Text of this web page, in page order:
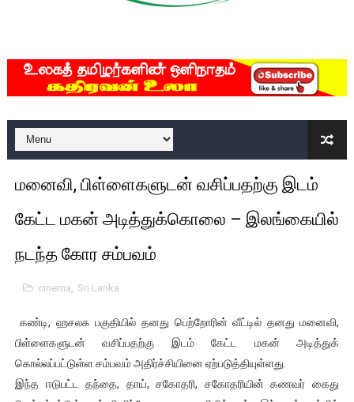
குண்டை தூக்கிப்போட்ட ஆய்வு…. இந்தியாவின் “கோவிஷீல்டு”
யாழில் தமிழின தலைவர் பிரபாகரனின் பிறந்தநாளை
ஏர்போர்ட்டில் உதைத்த நபர் யார், என்ன நடந்தது?: உண்மையை
சீனா இலங்கையிடம் 8 மில்லியன் அமெரிக்க டொலர் நட்டஈடு
01/11/2021 Scotland ல் நடைபெறும் கண்டனப்
பாலச்சந்திரன் மற்றும் தன்னிடம் படித்த மாணவர்கள் தொடர்பில்
பிரிட்டனால் கடத்தப்படும் நிலையில் இலங்கைத் தமிழ்
கைது செய்யப்பட்ட இளைஞன் உயிரிழப்பு - கொதித்தெழுந்த
தடுப்பூசியை பெற்றுக் கொள்ளக் கூடிய இடங்கள்...
மனைவி, பிள்ளைகளுடன் வசிப்பதற்கு இடம்
கேட்ட மகன் அடித்துக்கொலை – இலங்கையில்
நடந்த கோர சம்பவம்
cinema Sri Lanka
கண்டி, ஹசலக பகுதியில் தனது பெற்றோரின் வீட்டில் தனது மனைவி,
பிள்ளைகளுடன் வசிப்பதற்கு இடம் கேட்ட மகன் அடித்துக்
கொல்லப்பட்டுள்ள சம்பவம் அதிர்ச்சியினை ஏற்படுத்தியுள்ளது.
இந்த ஈடுபட்ட தந்தை, தாய், சகோதரி, சகோதரியின் கணவர் கைது